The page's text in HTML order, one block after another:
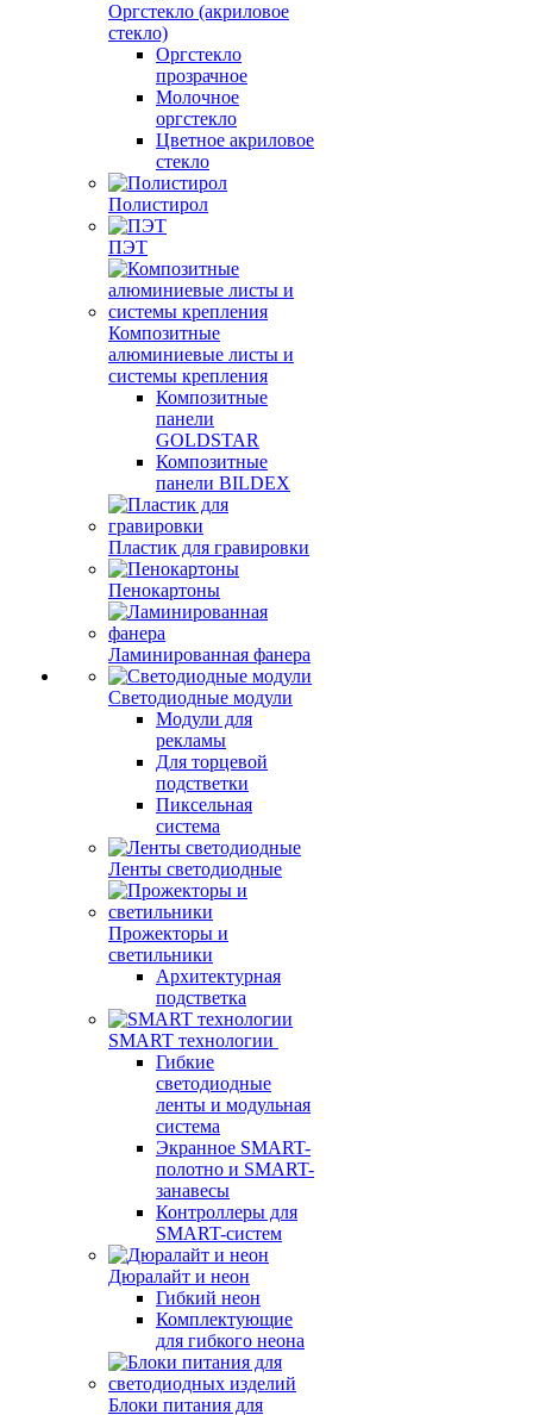
Оргстекло (акриловое
стекло)
Оргстекло
прозрачное
Молочное
оргстекло
Цветное акриловое
стекло
Полистирол
ПЭТ
Композитные
алюминиевые листы и
системы крепления
Композитные
панели
GOLDSTAR
Композитные
панели BILDEX
Пластик для гравировки
Пенокартоны
Ламинированная фанера
Светодиодные модули
Модули для
рекламы
Для торцевой
подстветки
Пиксельная
система
Ленты светодиодные
Прожекторы и
светильники
Архитектурная
подстветка
SMART технологии
Гибкие
светодиодные
ленты и модульная
система
Экранное SMART-
полотно и SMART-
занавесы
Контроллеры для
SMART-систем
Дюралайт и неон
Гибкий неон
Комплектующие
для гибкого неона
Блоки питания для